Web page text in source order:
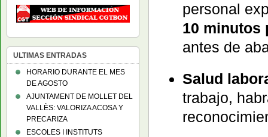
personal
10 minutos
antes de
Salud
trabajo,
ULTIMAS ENTRADAS
HORARIO DURANTE EL MES
DE AGOSTO
AJUNTAMENT DE MOLLET DEL
VALLÈS: VALORIZA ACOSA Y
PRECARIZA
ESCOLES I INSTITUTS